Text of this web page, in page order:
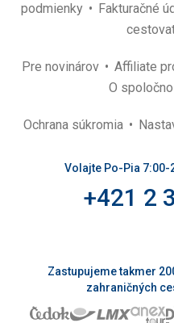
podmienky
Fakturačné
Pre novinárov Affiliate
O
Ochrana súkromia
Volajte Po-Pia 7:00-
+421 2
Zastupujeme takmer
zahraničných